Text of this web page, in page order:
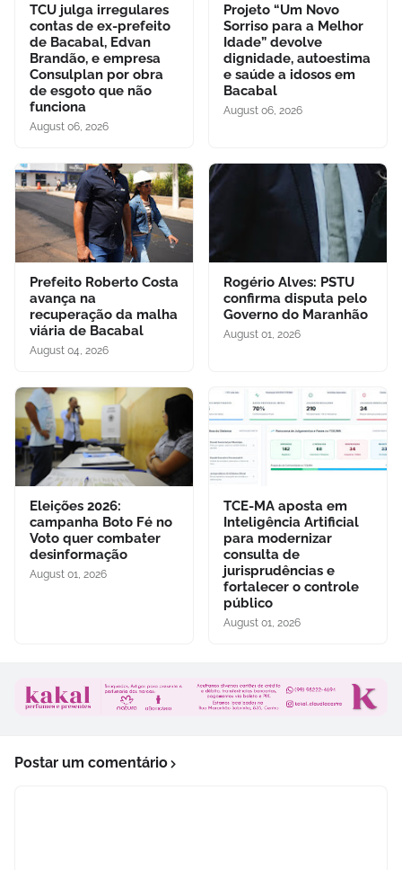
TCU julga irregulares
contas de ex-prefeito
de Bacabal, Edvan
Brandão, e empresa
Consulplan por obra
de esgoto que não
funciona
August 06, 2026
Projeto “Um Novo
Sorriso para a Melhor
Idade” devolve
dignidade, autoestima
e saúde a idosos em
Bacabal
August 06, 2026
Prefeito Roberto Costa
avança na
recuperação da malha
viária de Bacabal
August 04, 2026
Rogério Alves: PSTU
confirma disputa pelo
Governo do Maranhão
August 01, 2026
Eleições 2026:
campanha Boto Fé no
Voto quer combater
desinformação
August 01, 2026
TCE-MA aposta em
Inteligência Artificial
para modernizar
consulta de
jurisprudências e
fortalecer o controle
público
August 01, 2026
Postar um comentário